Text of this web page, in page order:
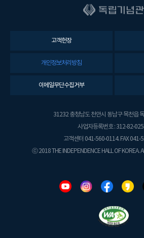
고객헌장
개인정보처리방침
이메일무단수집거부
31232 충청남도 천안시 동남구 목천읍
사업자등록번호 : 312-82-
고객센터 041-560-0114. FAX 041-
ⓒ 2018 THE INDEPENDENCE HALL OF KOREA.